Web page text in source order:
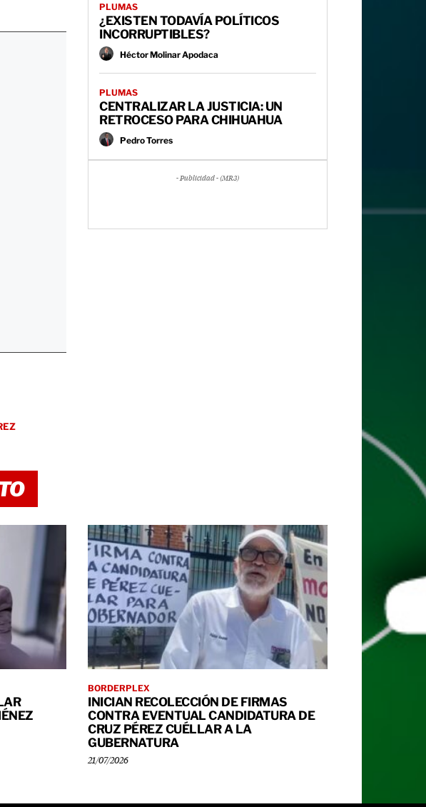
PLUMAS
¿EXISTEN TODAVÍA POLÍTICOS
INCORRUPTIBLES?
Héctor Molinar Apodaca
PLUMAS
CENTRALIZAR LA JUSTICIA: UN
RETROCESO PARA CHIHUAHUA
Pedro Torres
- Publicidad - (MR3)
BORDERPLEX
INICIAN RECOLECCIÓN DE FIRMAS
CONTRA EVENTUAL CANDIDATURA DE
CRUZ PÉREZ CUÉLLAR A LA
GUBERNATURA
21/07/2026